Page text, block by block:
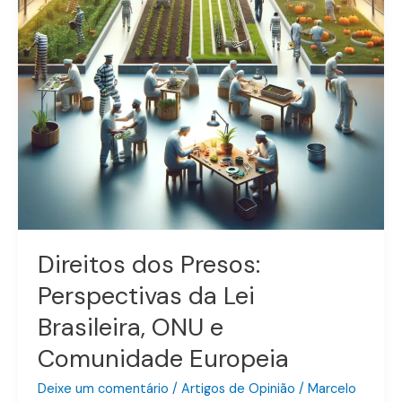
Direitos dos Presos:
Perspectivas da Lei
Brasileira, ONU e
Comunidade Europeia
Deixe um comentário / Artigos de Opinião / Marcelo
ONU
e
Comunidade
Europeia